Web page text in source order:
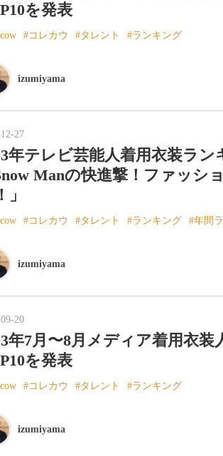
を発表
コレカウ タレント ランキング
izumiyama
27
年テレビ芸能人着用衣装ラン
Manの快進撃！ファッシ
」
コレカウ タレント ランキング 年間
izumiyama
20
年7月〜8月メディア着用衣
を発表
コレカウ タレント ランキング
izumiyama